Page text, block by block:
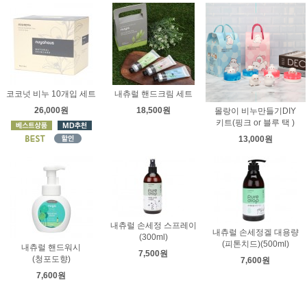
코코넛 비누 10개입 세트
26,000원
내츄럴 핸드크림 세트
18,500원
몰랑이 비누만들기DIY
키트(핑크 or 블루 택 )
13,000원
내츄럴 핸드워시
(청포도향)
7,600원
내츄럴 손세정 스프레이
(300ml)
7,500원
내츄럴 손세정겔 대용량
(피톤치드)(500ml)
7,600원